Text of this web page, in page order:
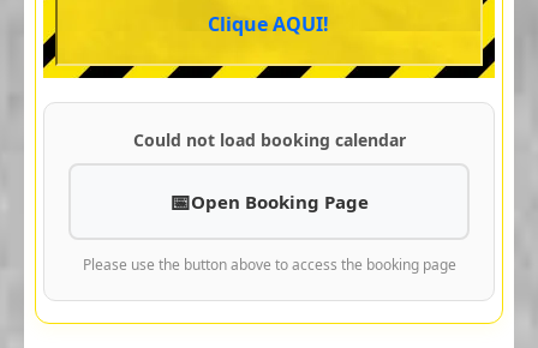
Clique AQUI!
Could not load booking calendar
Open Booking Page
Please use the button above to access the booking page